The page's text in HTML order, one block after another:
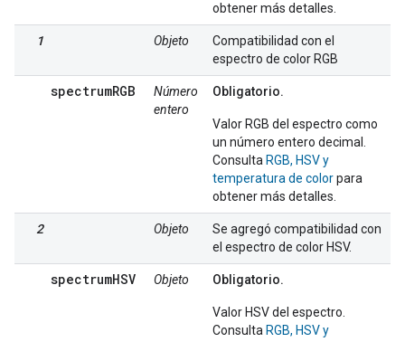
obtener más detalles.
1 Objeto
Compatibilidad con el
espectro de color RGB
spectrumRGB
Número
entero
Obligatorio.
Valor RGB del espectro como
un número entero decimal.
Consulta RGB, HSV y
temperatura de colorpara
obtener más detalles.
2 Objeto
Se agregó compatibilidad con
el espectro de color HSV.
spectrumHSV Objeto Obligatorio.
Valor HSV del espectro.
Consulta RGB, HSV y